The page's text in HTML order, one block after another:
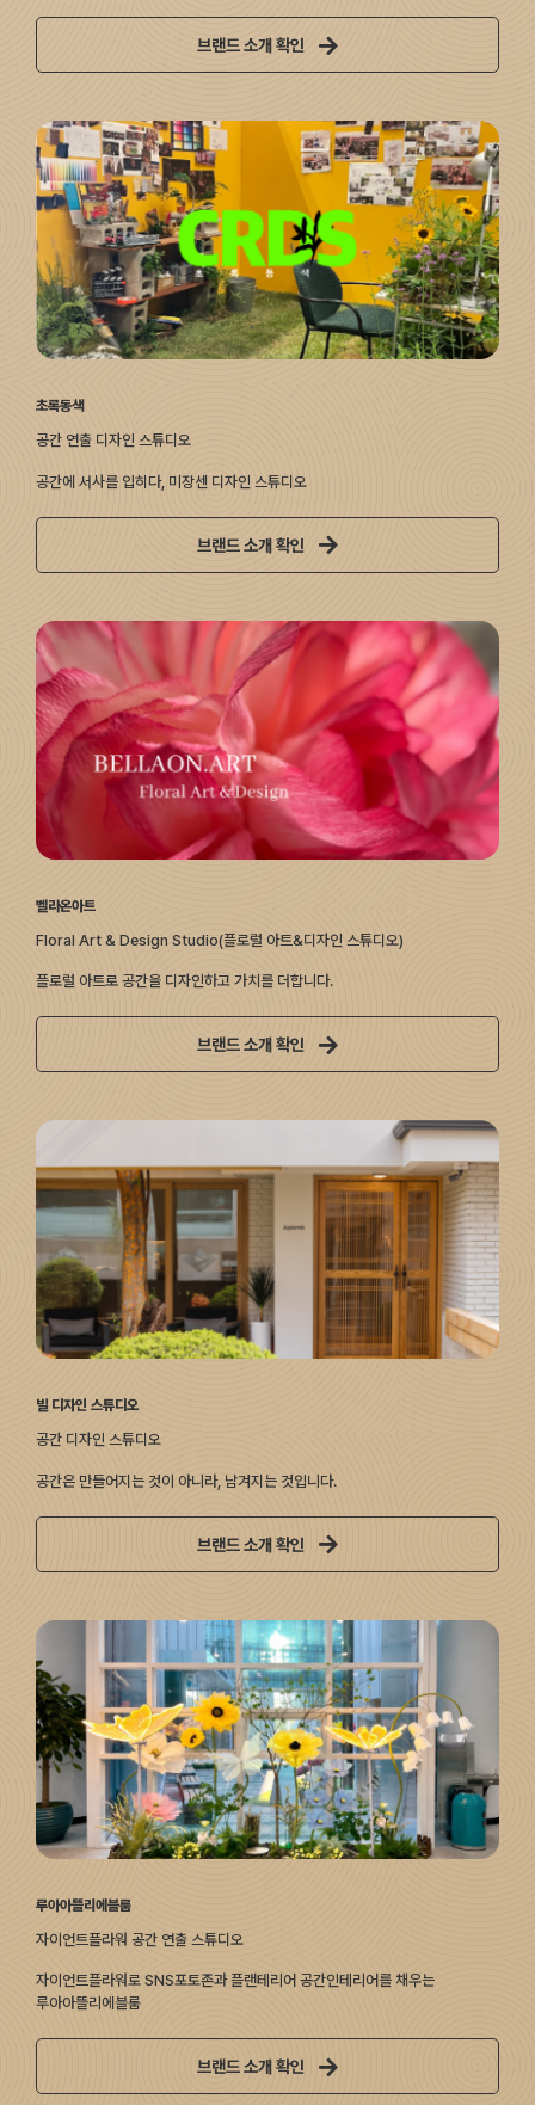
브랜드 소개 확인
초록동색
공간 연출 디자인 스튜디오
공간에 서사를 입히다, 미장센 디자인 스튜디오
브랜드 소개 확인
벨라온아트
Floral Art & Design Studio(플로럴 아트&디자인 스튜디오)
플로럴 아트로 공간을 디자인하고 가치를 더합니다.
브랜드 소개 확인
빌 디자인 스튜디오
공간 디자인 스튜디오
공간은 만들어지는 것이 아니라, 남겨지는 것입니다.
브랜드 소개 확인
루아아뜰리에블룸
자이언트플라워 공간 연출 스튜디오
자이언트플라워로 SNS포토존과 플랜테리어 공간인테리어를 채우는
루아아뜰리에블룸
브랜드 소개 확인